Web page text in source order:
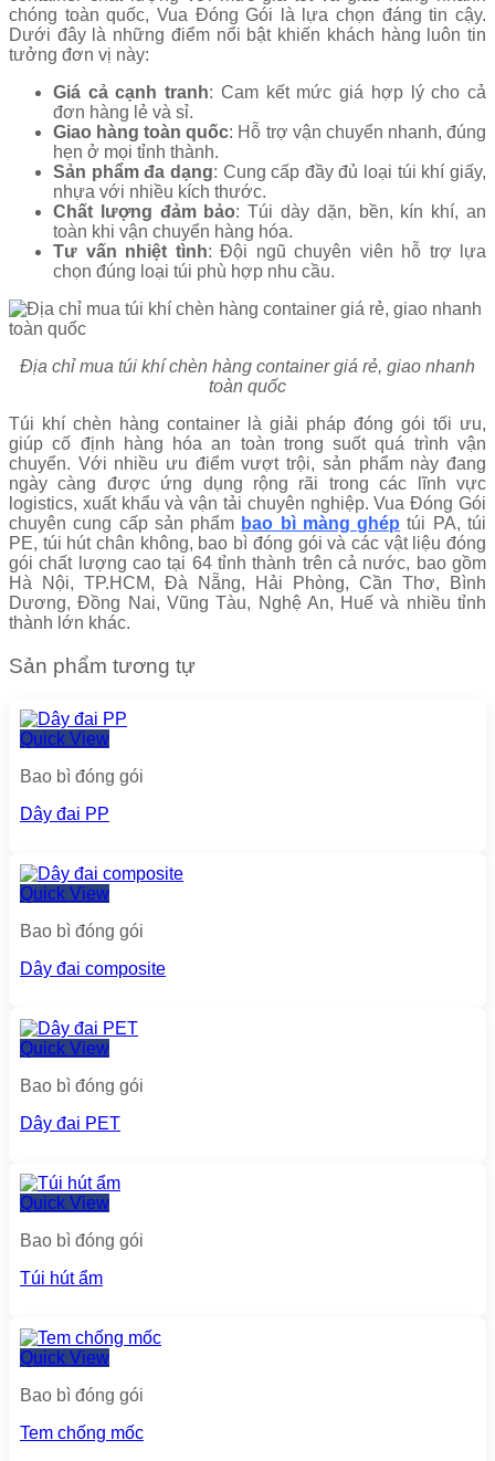
chóng toàn quốc, Vua Đóng Gói là lựa chọn đáng tin cậy.
Dưới đây là những điểm nổi bật khiến khách hàng luôn tin
tưởng đơn vị này:
Giá cả cạnh tranh: Cam kết mức giá hợp lý cho cả
đơn hàng lẻ và sỉ.
Giao hàng toàn quốc: Hỗ trợ vận chuyển nhanh, đúng
hẹn ở mọi tỉnh thành.
Sản phẩm đa dạng: Cung cấp đầy đủ loại túi khí giấy,
nhựa với nhiều kích thước.
Chất lượng đảm bảo: Túi dày dặn, bền, kín khí, an
toàn khi vận chuyển hàng hóa.
Tư vấn nhiệt tình: Đội ngũ chuyên viên hỗ trợ lựa
chọn đúng loại túi phù hợp nhu cầu.
Địa chỉ mua túi khí chèn hàng container giá rẻ, giao nhanh
toàn quốc
Túi khí chèn hàng container là giải pháp đóng gói tối ưu,
giúp cố định hàng hóa an toàn trong suốt quá trình vận
chuyển. Với nhiều ưu điểm vượt trội, sản phẩm này đang
ngày càng được ứng dụng rộng rãi trong các lĩnh vực
logistics, xuất khẩu và vận tải chuyên nghiệp. Vua Đóng Gói
chuyên cung cấp sản phẩm bao bì màng ghép túi PA, túi
PE, túi hút chân không, bao bì đóng gói và các vật liệu đóng
gói chất lượng cao tại 64 tỉnh thành trên cả nước, bao gồm
Hà Nội, TP.HCM, Đà Nẵng, Hải Phòng, Cần Thơ, Bình
Dương, Đồng Nai, Vũng Tàu, Nghệ An, Huế và nhiều tỉnh
thành lớn khác.
Sản phẩm tương tự
Quick View
Bao bì đóng gói
Dây đai PP
Quick View
Bao bì đóng gói
Dây đai composite
Quick View
Bao bì đóng gói
Dây đai PET
Quick View
Bao bì đóng gói
Túi hút ẩm
Quick View
Bao bì đóng gói
Tem chống mốc